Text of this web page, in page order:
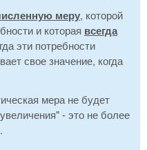
меру, которой
и которая всегда
эти потребности
свое значение, когда
мера не будет
- это не более